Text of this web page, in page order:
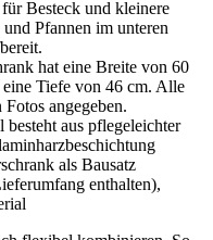
Besteck und kleinere
Pfannen im unteren
hat eine Breite von 60
Tiefe von 46 cm. Alle
angegeben.
aus pflegeleichter
als Bausatz
enthalten),